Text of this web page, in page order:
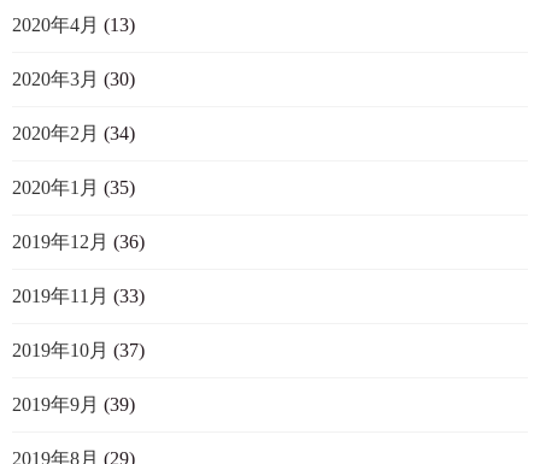
2020年4月 (13)
2020年3月 (30)
2020年2月 (34)
2020年1月 (35)
2019年12月 (36)
2019年11月 (33)
2019年10月 (37)
2019年9月 (39)
2019年8月 (29)